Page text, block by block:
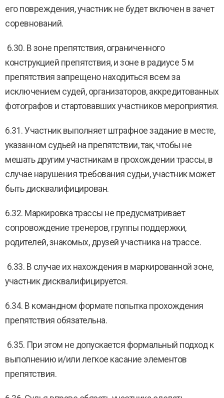
его повреждения, участник не будет включен в зачет
соревнований.
6.30. В зоне препятствия, ограниченного
конструкцией препятствия, и зоне в радиусе 5 м
препятствия запрещено находиться всем за
исключением судей, организаторов, аккредитованных
фотографов и стартовавших участников мероприятия.
6.31. Участник выполняет штрафное задание в месте,
указанном судьей на препятствии, так, чтобы не
мешать другим участникам в прохождении трассы, в
случае нарушения требования судьи, участник может
быть дисквалифицирован.
6.32. Маркировка трассы не предусматривает
сопровождение тренеров, группы поддержки,
родителей, знакомых, друзей участника на трассе.
6.33. В случае их нахождения в маркированной зоне,
участник дисквалифицируется.
6.34. В командном формате попытка прохождения
препятствия обязательна.
6.35. При этом не допускается формальный подход к
выполнению и/или легкое касание элементов
препятствия.